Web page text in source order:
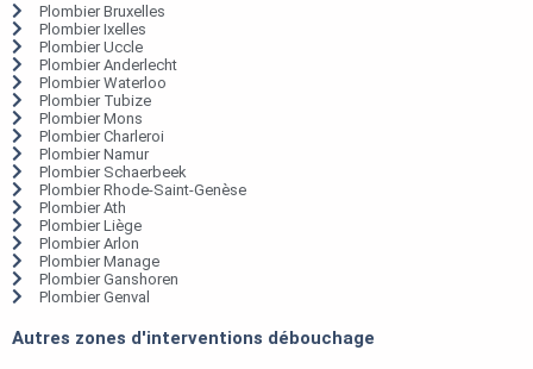
Plombier Bruxelles
Plombier Ixelles
Plombier Uccle
Plombier Anderlecht
Plombier Waterloo
Plombier Tubize
Plombier Mons
Plombier Charleroi
Plombier Namur
Plombier Schaerbeek
Plombier Rhode-Saint-Genèse
Plombier Ath
Plombier Liège
Plombier Arlon
Plombier Manage
Plombier Ganshoren
Plombier Genval
Autres zones d'interventions débouchage